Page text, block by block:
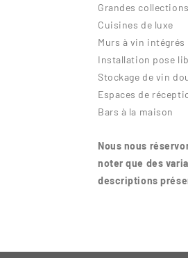
Grandes
Cuisines de luxe
Murs à vin intégrés
Installation pose
Stockage de vin
Espaces de
Bars à la maison
Nous nous
noter que des
descriptions